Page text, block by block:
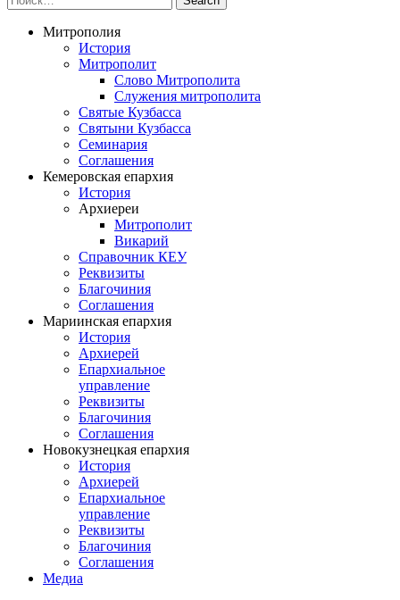
Митрополия
История
Митрополит
Слово Митрополита
Служения митрополита
Святые Кузбасса
Святыни Кузбасса
Семинария
Соглашения
Кемеровская епархия
История
Архиереи
Митрополит
Викарий
Справочник КЕУ
Реквизиты
Благочиния
Соглашения
Мариинская епархия
История
Архиерей
Епархиальное
управление
Реквизиты
Благочиния
Соглашения
Новокузнецкая епархия
История
Архиерей
Епархиальное
управление
Реквизиты
Благочиния
Соглашения
Медиа